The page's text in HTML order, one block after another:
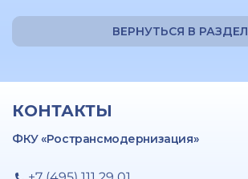
ВЕРНУТЬСЯ В РАЗДЕЛ
КОНТАКТЫ
ФКУ «Ространсмодернизация»